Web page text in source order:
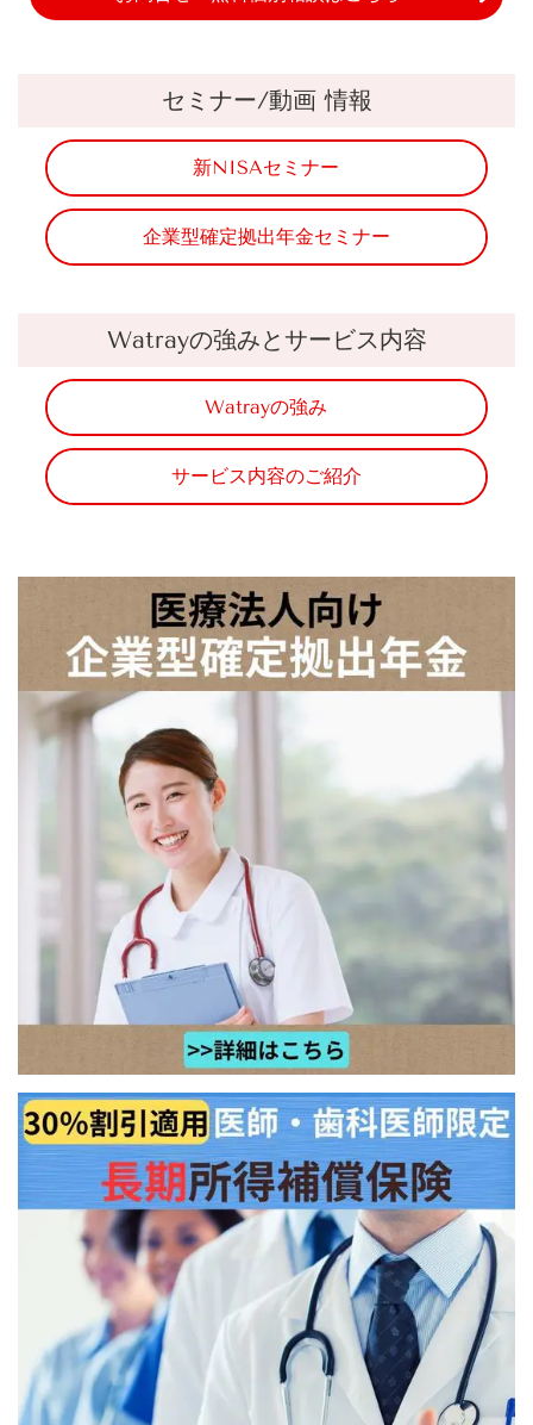
セミナー/動画 情報
新NISAセミナー
企業型確定拠出年金セミナー
Watrayの強みとサービス内容
Watrayの強み
サービス内容のご紹介